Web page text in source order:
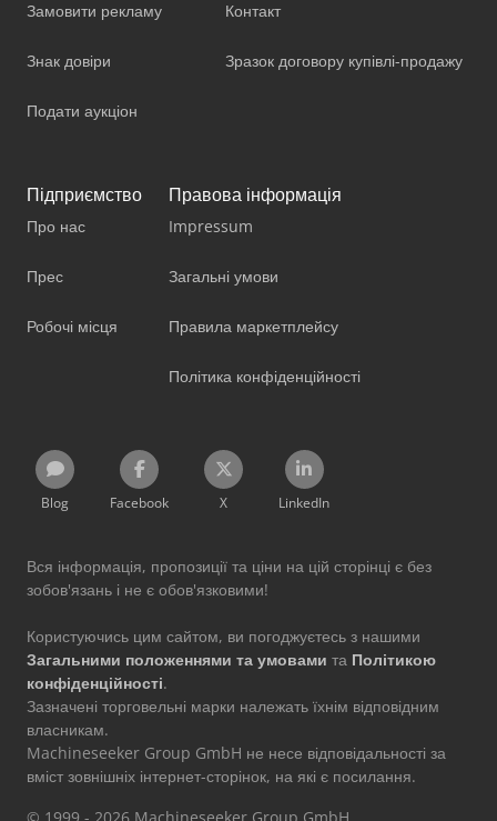
Замовити рекламу
Знак довіри
Подати аукціон
Контакт
Зразок договору купівлі-продажу
Підприємство
Про нас
Прес
Робочі місця
Правова інформація
Impressum
Загальні умови
Правила маркетплейсу
Політика конфіденційності
Blog Facebook X LinkedIn
Вся інформація, пропозиції та ціни на цій сторінці є без
зобов'язань і не є обов'язковими!
Користуючись цим сайтом, ви погоджуєтесь з нашими
Загальними положеннями та умовами та Політикою
конфіденційності.
Зазначені торговельні марки належать їхнім відповідним
власникам.
Machineseeker Group GmbH не несе відповідальності за
вміст зовнішніх інтернет-сторінок, на які є посилання.